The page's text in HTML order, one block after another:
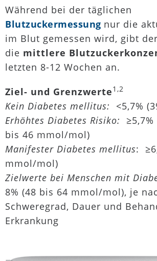
Während bei der täglichen
Blutzuckermessung nur die
im Blut gemessen wird, gibt der
die mittlere
letzten 8-12 Wochen an.
Ziel- und Grenzwerte1,2
Kein Diabetes mellitus: <5,7%
Erhöhtes Diabetes Risiko:
bis 46 mmol/mol)
Manifester Diabetes mellitus:
mmol/mol)
Zielwerte bei Menschen mit
8% (48 bis 64 mmol/mol), je
Schweregrad, Dauer und
Erkrankung